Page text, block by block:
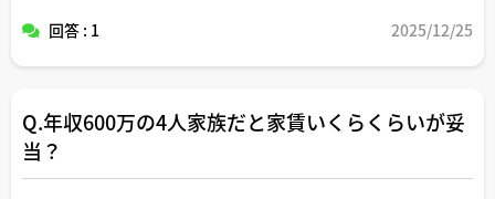
回答 : 1 2025/12/25
Q.年収600万の4人家族だと家賃いくらくらいが妥
当？